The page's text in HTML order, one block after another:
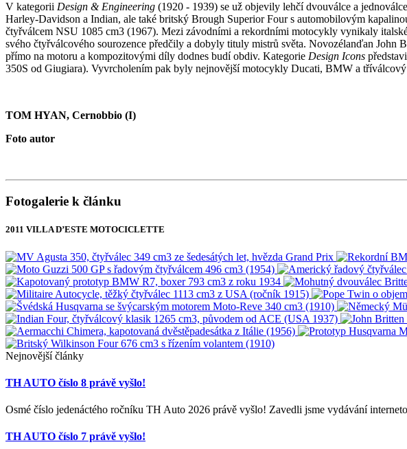
V kategorii Design & Engineering (1920 - 1939) se už objevily lehčí dvouválce a
Harley-Davidson a Indian, ale také britský Brough Superior Four s automobilovým
čtyřválcem NSU 1085 cm3 (1967). Mezi závodními a rekordními motocykly vynikaly
svého čtyřválcového sourozence předčily a dobyly tituly mistrů světa. Novozélanďan
přímo na motoru a kompozitovými díly dodnes budí obdiv. Kategorie Design Icons
350S od Giugiara). Vyvrcholením pak byly nejnovější motocykly Ducati, BMW a
TOM HYAN, Cernobbio (I)
Foto autor
Fotogalerie k článku
2011 VILLA D’ESTE MOTOCICLETTE
Nejnovější články
TH AUTO číslo 8 právě vyšlo!
Osmé číslo jedenáctého ročníku TH Auto 2026 právě vyšlo! Zavedli jsme vydávání
TH AUTO číslo 7 právě vyšlo!